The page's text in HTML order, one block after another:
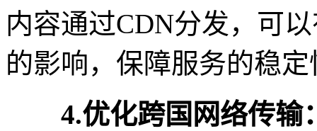
内容通过CDN分发，可
的影响，保障服务的稳
4.优化跨国网络传输